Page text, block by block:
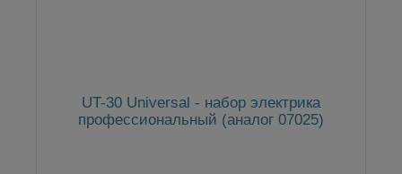
UT-30 Universal - набор электрика
профессиональный (аналог 07025)